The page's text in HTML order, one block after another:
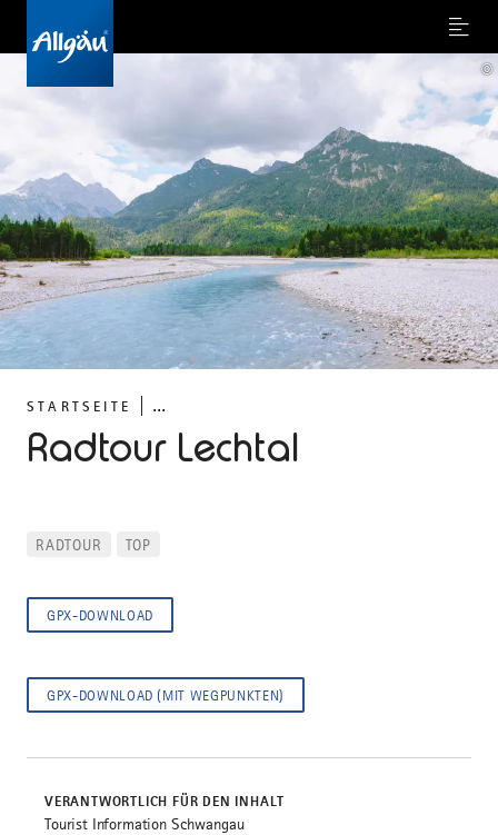
Menu
STARTSEITE ...
Radtour Lechtal
©
RADTOUR TOP
GPX-DOWNLOAD
GPX-DOWNLOAD (MIT WEGPUNKTEN)
VERANTWORTLICH FÜR DEN INHALT
Tourist Information Schwangau